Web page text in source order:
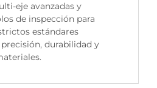
eje avanzadas y
de inspección para
estándares
durabilidad y